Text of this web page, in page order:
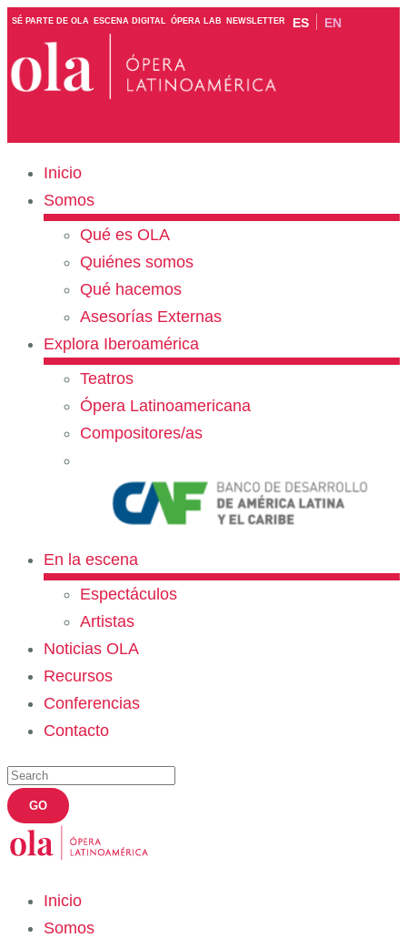
SÉ PARTE DE OLA ESCENA DIGITAL ÓPERA LAB NEWSLETTER ES EN
Inicio
Somos
Qué es OLA
Quiénes somos
Qué hacemos
Asesorías Externas
Explora Iberoamérica
Teatros
Ópera Latinoamericana
Compositores/as
En la escena
Espectáculos
Artistas
Noticias OLA
Recursos
Conferencias
Contacto
Inicio
Somos